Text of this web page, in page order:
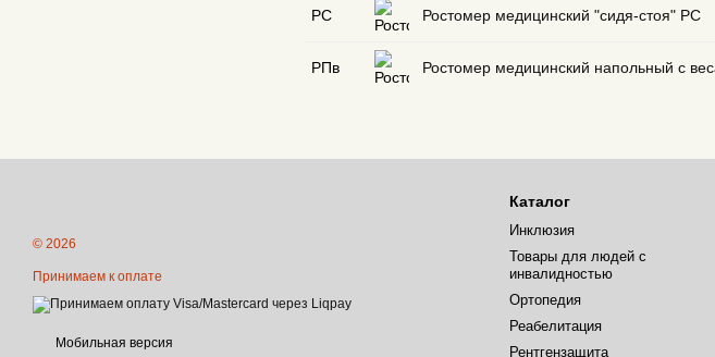
РС Ростомер медицинский "сидя-стоя" РС
РПв Ростомер медицинский напольный с
© 2026
Принимаем к оплате
Мобильная версия
Каталог
Инклюзия
Товары для людей с
инвалидностью
Ортопедия
Реабелитация
Рентгензащита